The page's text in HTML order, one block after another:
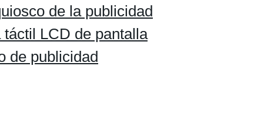
de la publicidad
LCD de pantalla
de publicidad